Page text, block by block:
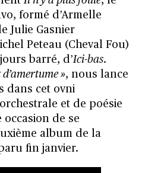
formé d’Armelle
Julie Gasnier
Peteau (Cheval Fou)
barré, d’Ici-bas.
d’amertume », nous lance
dans cet ovni
et de poésie
de se
album de la
fin janvier.